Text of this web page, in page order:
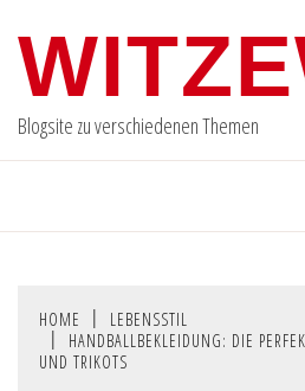
content
Blogsite zu verschiedenen Themen
HOME
LEBENSSTIL
HANDBALLBEKLEIDUNG: DIE
UND TRIKOTS